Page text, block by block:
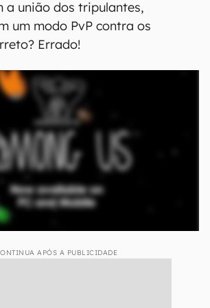
a união dos tripulantes,
um modo PvP contra os
Errado!
APÓS A PUBLICIDADE